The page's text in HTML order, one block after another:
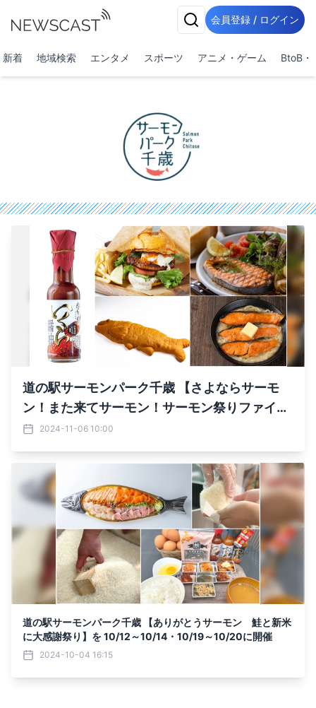
会員登録 / ログイン
新着 地域検索 エンタメ スポーツ アニメ・ゲーム BtoB・
道の駅サーモンパーク千歳 【さよならサーモ
ン！また来てサーモン！サーモン祭りファイナ
ル】 11/2～11/4・11/9～11/11に開催！
2024-11-06 10:00
道の駅サーモンパーク千歳 【ありがとうサーモン 鮭と新米
に大感謝祭り】を 10/12～10/14・10/19～10/20に開催
2024-10-04 16:15